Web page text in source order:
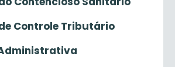
Controle Tributário